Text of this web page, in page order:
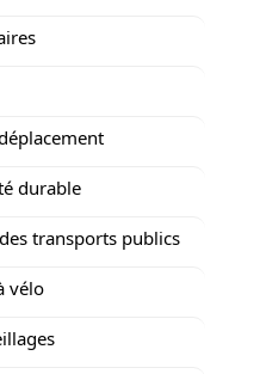
durable
transports publics
vélo